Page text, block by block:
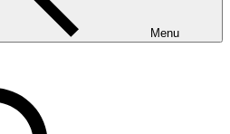
Menu